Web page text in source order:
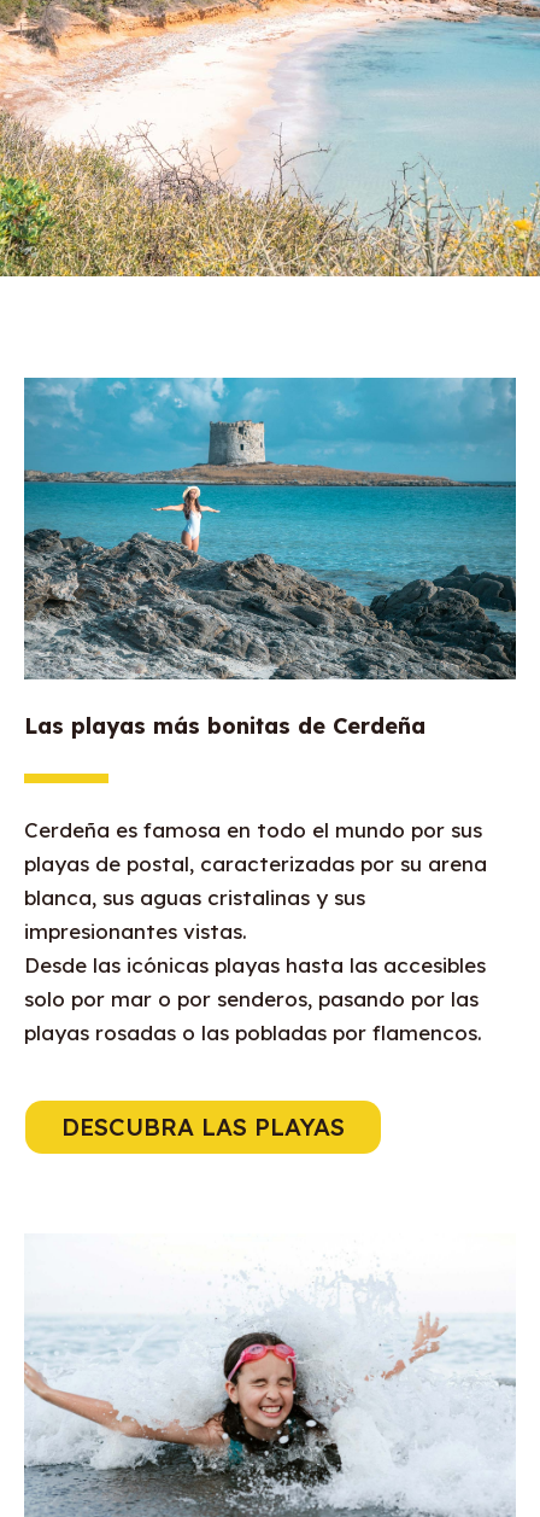
Las playas más bonitas de Cerdeña
Cerdeña es famosa en todo el mundo por sus
playas de postal, caracterizadas por su arena
blanca, sus aguas cristalinas y sus
impresionantes vistas.
Desde las icónicas playas hasta las accesibles
solo por mar o por senderos, pasando por las
playas rosadas o las pobladas por flamencos.
DESCUBRA LAS PLAYAS